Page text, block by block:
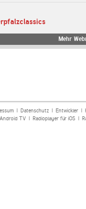
Mehr
| Datenschutz| Entwickler|
TV| Radioplayer für iOS|